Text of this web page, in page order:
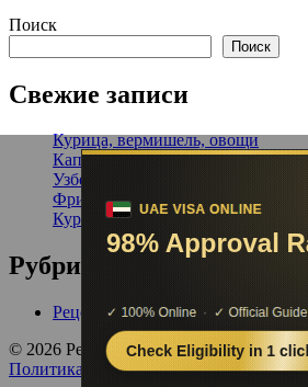
Поиск
Поиск
Свежие записи
Курица, вермишель, овощи
Капустная запеканка
Узбекский плов
Фрикадельки в томатном соусе
Курица, запеченная в горчичном
Рубрики
Рецепты
© 2026 Рецепты от Шефа
Политика конфиденциальности